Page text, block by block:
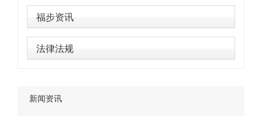
福步资讯
法律法规
新闻资讯